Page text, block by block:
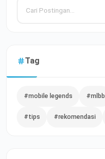
Tag
#mobile legends #mlbb
#tips #rekomendasi